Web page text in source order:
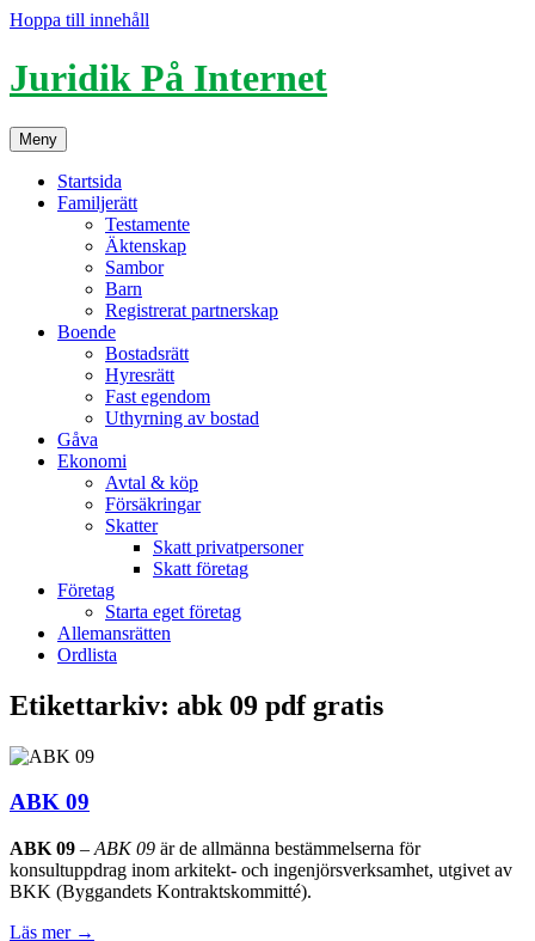
Hoppa till innehåll
Juridik På Internet
Meny
Startsida
Familjerätt
Testamente
Äktenskap
Sambor
Barn
Registrerat partnerskap
Boende
Bostadsrätt
Hyresrätt
Fast egendom
Uthyrning av bostad
Gåva
Ekonomi
Avtal & köp
Försäkringar
Skatter
Skatt privatpersoner
Skatt företag
Företag
Starta eget företag
Allemansrätten
Ordlista
Etikettarkiv: abk 09 pdf gratis
ABK 09
ABK 09 – ABK 09 är de allmänna bestämmelserna för
konsultuppdrag inom arkitekt- och ingenjörsverksamhet, utgivet av
BKK (Byggandets Kontraktskommitté).
Läs mer →